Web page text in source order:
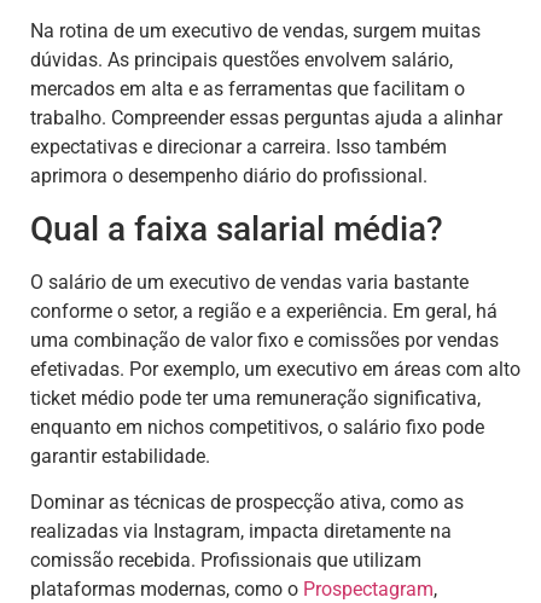
Na rotina de um executivo de vendas, surgem muitas
dúvidas. As principais questões envolvem salário,
mercados em alta e as ferramentas que facilitam o
trabalho. Compreender essas perguntas ajuda a alinhar
expectativas e direcionar a carreira. Isso também
aprimora o desempenho diário do profissional.
Qual a faixa salarial média?
O salário de um executivo de vendas varia bastante
conforme o setor, a região e a experiência. Em geral, há
uma combinação de valor fixo e comissões por vendas
efetivadas. Por exemplo, um executivo em áreas com alto
ticket médio pode ter uma remuneração significativa,
enquanto em nichos competitivos, o salário fixo pode
garantir estabilidade.
Dominar as técnicas de prospecção ativa, como as
realizadas via Instagram, impacta diretamente na
comissão recebida. Profissionais que utilizam
plataformas modernas, como o Prospectagram,